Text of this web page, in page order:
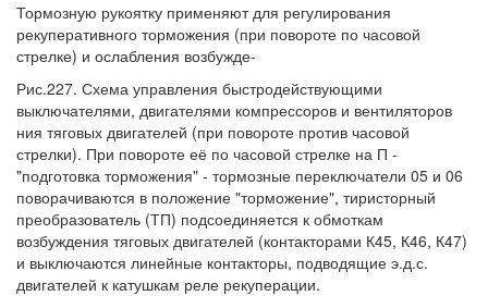
Тормозную рукоятку применяют для регулирования
рекуперативного торможения (при повороте по часовой
стрелке) и ослабления возбужде-
Рис.227. Схема управления быстродействующими
выключателями, двигателями компрессоров и вентиляторов
ния тяговых двигателей (при повороте против часовой
стрелки). При повороте её по часовой стрелке на П -
"подготовка торможения" - тормозные переключатели 05 и 06
поворачиваются в положение "торможение", тиристорный
преобразователь (ТП) подсоединяется к обмоткам
возбуждения тяговых двигателей (контакторами К45, К46, К47)
и выключаются линейные контакторы, подводящие э.д.с.
двигателей к катушкам реле рекуперации.